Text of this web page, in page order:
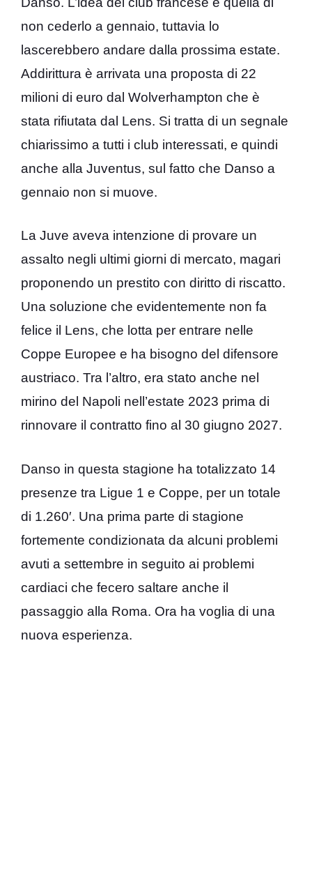
non cederlo a gennaio, tuttavia lo
lascerebbero andare dalla prossima estate.
Addirittura è arrivata una proposta di 22
milioni di euro dal Wolverhampton che è
stata rifiutata dal Lens. Si tratta di un segnale
chiarissimo a tutti i club interessati, e quindi
anche alla Juventus, sul fatto che Danso a
gennaio non si muove.
La Juve aveva intenzione di provare un
assalto negli ultimi giorni di mercato, magari
proponendo un prestito con diritto di riscatto.
Una soluzione che evidentemente non fa
felice il Lens, che lotta per entrare nelle
Coppe Europee e ha bisogno del difensore
austriaco. Tra l’altro, era stato anche nel
mirino del Napoli nell’estate 2023 prima di
rinnovare il contratto fino al 30 giugno 2027.
Danso in questa stagione ha totalizzato 14
presenze tra Ligue 1 e Coppe, per un totale
di 1.260′. Una prima parte di stagione
fortemente condizionata da alcuni problemi
avuti a settembre in seguito ai problemi
cardiaci che fecero saltare anche il
passaggio alla Roma. Ora ha voglia di una
nuova esperienza.